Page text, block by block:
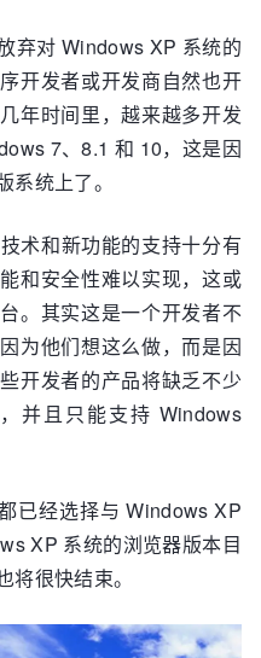
弃对 Windows XP 系统的
开发者或开发商自然也开
年时间里，越来越多开发
7、8.1 和 10，这是因
统上了。
术和新功能的支持十分有
和安全性难以实现，这或
。其实这是一个开发者不
为他们想这么做，而是因
开发者的产品将缺乏不少
并且只能支持 Windows
已经选择与 Windows XP
XP 系统的浏览器版本目
很快结束。